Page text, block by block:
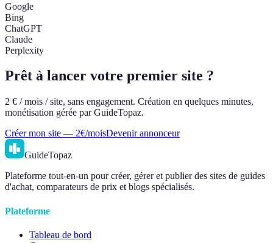
Google
Bing
ChatGPT
Claude
Perplexity
Prêt à lancer votre premier site ?
2 € / mois / site, sans engagement. Création en quelques minutes,
monétisation gérée par GuideTopaz.
Créer mon site — 2€/moisDevenir annonceur
GuideTopaz
Plateforme tout-en-un pour créer, gérer et publier des sites de guides
d'achat, comparateurs de prix et blogs spécialisés.
Plateforme
Tableau de bord